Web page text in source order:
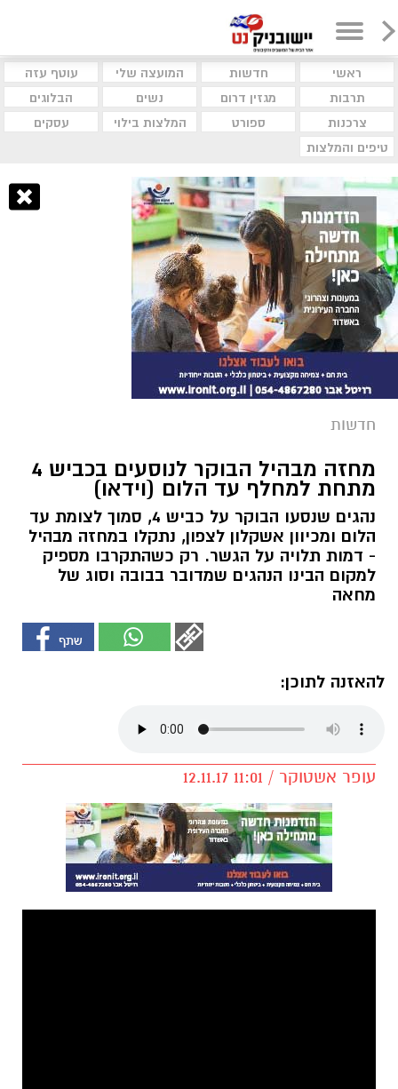
ראשי חדשות המועצה שלי
עוטף עזה
תרבות
מגזין דרום נשים
הבלוגים
צרכנות
ספורט המלצות בילוי
עסקים
טיפים והמלצות
חדשות
מחזה מבהיל הבוקר לנוסעים בכביש 4
מתחת למחלף עד הלום (וידאו)
נהגים שנסעו הבוקר על כביש 4, סמוך לצומת עד
הלום ומכיוון אשקלון לצפון, נתקלו במחזה מבהיל
- דמות תלויה על הגשר. רק כשהתקרבו מספיק
למקום הבינו הנהגים שמדובר בבובה וסוג של
מחאה
להאזנה לתוכן:
עופר אשטוקר / 11:01 12.11.17